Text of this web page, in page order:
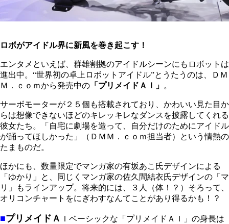
ロボがアイドル界に新風を巻き起こす！
エンタメといえば、群雄割拠のアイドルシーンにもロボットは
進出中。“世界初の卓上ロボットアイドル”とうたうのは、ＤＭ
Ｍ．ｃｏｍから発売中の 「プリメイドＡＩ」 。
サーボモーターが２５個も搭載されており、かわいい見た目か
らは想像できないほどのキレッキレなダンスを披露してくれる
彼女たち。「自宅に劇場を造って、自分だけのためにアイドル
が踊ってほしかった」（ＤＭＭ．ｃｏｍ担当者）という情熱の
たまものだ。
ほかにも、数量限定でマンガ家の有坂あこ氏デザインによる
「ゆかり」と、同じくマンガ家の佐久間結衣氏デザインの「マ
リ」もラインアップ。将来的には、３人（体！？）そろって、
オリコンチャートをにぎわすなんてことがあり得るかも！？
■プリメイドＡ Ｉベーシックな「プリメイドＡＩ」の身長は